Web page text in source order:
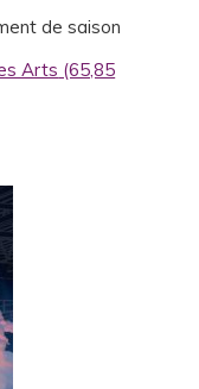
de saison
Arts